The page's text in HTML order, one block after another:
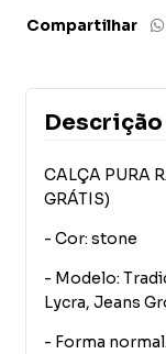
Compartilhar
Descrição
CALÇA PURA
GRÁTIS)
- Cor: stone
- Modelo:
Lycra, Jeans
- Forma normal.